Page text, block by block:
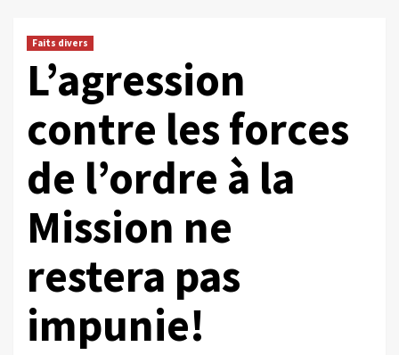
Faits divers
L’agression
contre les forces
de l’ordre à la
Mission ne
restera pas
impunie!